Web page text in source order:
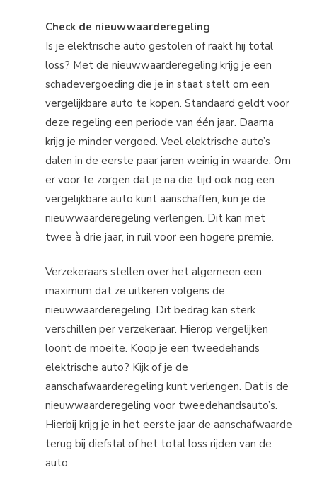
Check de nieuwwaarderegeling
Is je elektrische auto gestolen of raakt hij total
loss? Met de nieuwwaarderegeling krijg je een
schadevergoeding die je in staat stelt om een
vergelijkbare auto te kopen. Standaard geldt voor
deze regeling een periode van één jaar. Daarna
krijg je minder vergoed. Veel elektrische auto’s
dalen in de eerste paar jaren weinig in waarde. Om
er voor te zorgen dat je na die tijd ook nog een
vergelijkbare auto kunt aanschaffen, kun je de
nieuwwaarderegeling verlengen. Dit kan met
twee à drie jaar, in ruil voor een hogere premie.
Verzekeraars stellen over het algemeen een
maximum dat ze uitkeren volgens de
nieuwwaarderegeling. Dit bedrag kan sterk
verschillen per verzekeraar. Hierop vergelijken
loont de moeite. Koop je een tweedehands
elektrische auto? Kijk of je de
aanschafwaarderegeling kunt verlengen. Dat is de
nieuwwaarderegeling voor tweedehandsauto’s.
Hierbij krijg je in het eerste jaar de aanschafwaarde
terug bij diefstal of het total loss rijden van de
auto.